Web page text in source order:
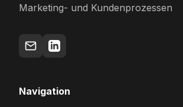
Marketing- und Kundenprozessen
Navigation